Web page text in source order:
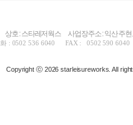
상호 : 스타레저웍스 사업장주소 : 익산 주
화 : 0502 536 6040 FAX : 0502 590 6040
Copyright ⓒ 2026 starleisureworks. All